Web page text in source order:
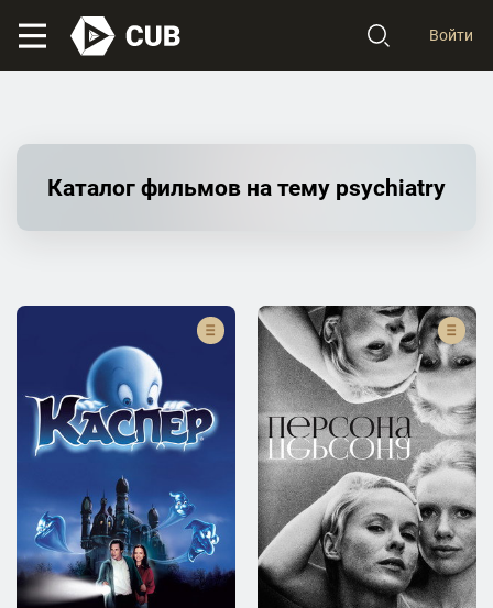
Войти
Каталог фильмов на тему psychiatry